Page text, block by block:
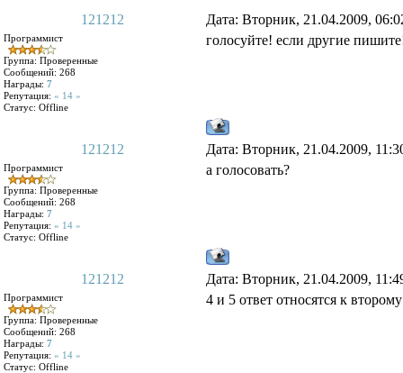
121212
Дата: Вторник, 21.04.2009,
Программист
Группа: Проверенные
Сообщений: 268
Награды: 7
Репутация: « 14 »
Статус: Offline
голосуйте! если другие
121212 Дата: Вторник, 21.04.2009,
Программист
Группа: Проверенные
Сообщений: 268
Награды: 7
Репутация: « 14 »
Статус: Offline
а голосовать?
121212 Дата: Вторник, 21.04.2009,
Программист
Группа: Проверенные
Сообщений: 268
Награды: 7
Репутация: « 14 »
Статус: Offline
4 и 5 ответ относятся к